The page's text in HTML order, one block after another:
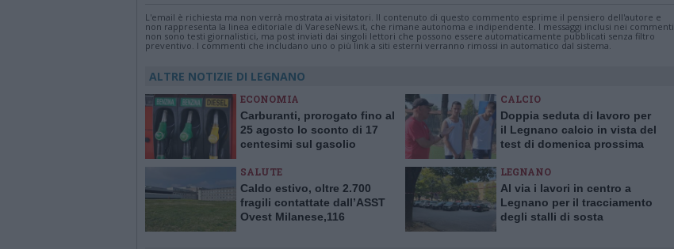
L'email è richiesta ma non verrà mostrata ai visitatori. Il contenuto di questo commento esprime il pensiero dell'autore e
non rappresenta la linea editoriale di VareseNews.it, che rimane autonoma e indipendente. I messaggi inclusi nei commenti
non sono testi giornalistici, ma post inviati dai singoli lettori che possono essere automaticamente pubblicati senza filtro
preventivo. I commenti che includano uno o più link a siti esterni verranno rimossi in automatico dal sistema.
ALTRE NOTIZIE DI LEGNANO
ECONOMIA
Carburanti, prorogato fino al
25 agosto lo sconto di 17
centesimi sul gasolio
CALCIO
Doppia seduta di lavoro per
il Legnano calcio in vista del
test di domenica prossima
SALUTE
Caldo estivo, oltre 2.700
fragili contattate dall’ASST
Ovest Milanese,116
LEGNANO
Al via i lavori in centro a
Legnano per il tracciamento
degli stalli di sosta